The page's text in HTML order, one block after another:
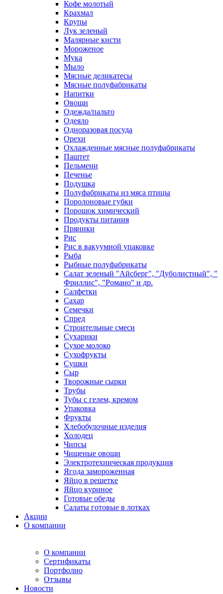
Кофе молотый
Крахмал
Крупы
Лук зеленый
Малярные кисти
Мороженое
Мука
Мыло
Мясные деликатесы
Мясные полуфабрикаты
Напитки
Овощи
Одежда/пальто
Одеяло
Одноразовая посуда
Орехи
Охлажденные мясные полуфабрикаты
Паштет
Пельмени
Печенье
Подушка
Полуфабрикаты из мяса птицы
Поролоновые губки
Порошок химический
Продукты питания
Пряники
Рис
Рис в вакуумной упаковке
Рыба
Рыбные полуфабрикаты
Салат зеленый "Айсберг", "Дуболистный", "
Фриллис", "Романо" и др.
Салфетки
Сахар
Семечки
Спред
Строительные смеси
Сухарики
Сухое молоко
Сухофрукты
Сушки
Сыр
Творожные сырки
Трубы
Тубы с гелем, кремом
Упаковка
Фрукты
Хлебобулочные изделия
Холодец
Чипсы
Чищеные овощи
Электротехническая продукция
Ягода замороженная
Яйцо в решетке
Яйцо куриное
Готовые обеды
Салаты готовые в лотках
Акции
О компании
О компании
Сертификаты
Портфолио
Отзывы
Новости